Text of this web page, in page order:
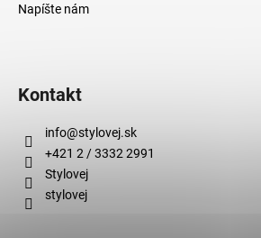
Napíšte nám
Kontakt
info@stylovej.sk
+421 2 / 3332 2991
Stylovej
stylovej